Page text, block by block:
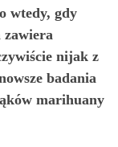
wtedy, gdy
nijak z
badania
marihuany